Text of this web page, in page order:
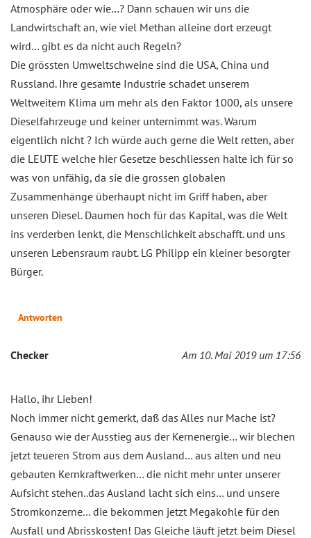
Atmosphäre oder wie…? Dann schauen wir uns die
Landwirtschaft an, wie viel Methan alleine dort erzeugt
wird… gibt es da nicht auch Regeln?
Die grössten Umweltschweine sind die USA, China und
Russland. Ihre gesamte Industrie schadet unserem
Weltweitem Klima um mehr als den Faktor 1000, als unsere
Dieselfahrzeuge und keiner unternimmt was. Warum
eigentlich nicht ? Ich würde auch gerne die Welt retten, aber
die LEUTE welche hier Gesetze beschliessen halte ich für so
was von unfähig, da sie die grossen globalen
Zusammenhänge überhaupt nicht im Griff haben, aber
unseren Diesel. Daumen hoch für das Kapital, was die Welt
ins verderben lenkt, die Menschlichkeit abschafft. und uns
unseren Lebensraum raubt. LG Philipp ein kleiner besorgter
Bürger.
Antworten
Checker Am 10. Mai 2019 um 17:56
Hallo, ihr Lieben!
Noch immer nicht gemerkt, daß das Alles nur Mache ist?
Genauso wie der Ausstieg aus der Kernenergie… wir blechen
jetzt teueren Strom aus dem Ausland… aus alten und neu
gebauten Kernkraftwerken… die nicht mehr unter unserer
Aufsicht stehen..das Ausland lacht sich eins… und unsere
Stromkonzerne… die bekommen jetzt Megakohle für den
Ausfall und Abrisskosten! Das Gleiche läuft jetzt beim Diesel